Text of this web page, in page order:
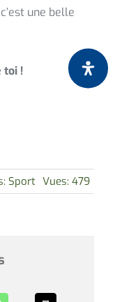
une belle
toi !
Sport Vues: 479